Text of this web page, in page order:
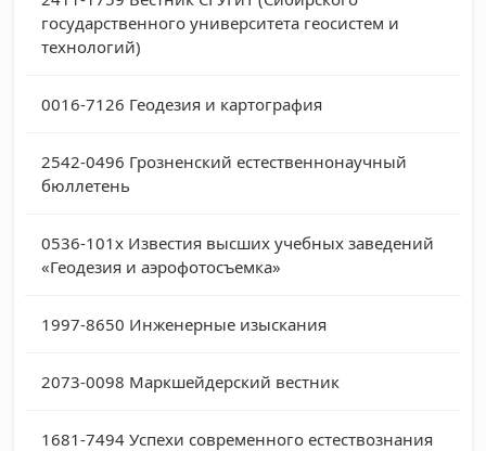
государственного университета геосистем и
технологий)
0016-7126 Геодезия и картография
2542-0496 Грозненский естественнонаучный
бюллетень
0536-101х Известия высших учебных заведений
«Геодезия и аэрофотосъемка»
1997-8650 Инженерные изыскания
2073-0098 Маркшейдерский вестник
1681-7494 Успехи современного естествознания